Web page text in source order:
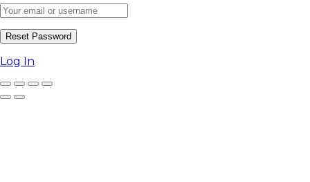
Log In